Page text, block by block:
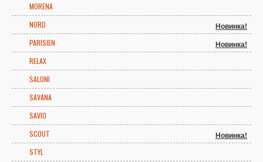
MORENA
NORD
Новинка!
PARISIEN Новинка!
RELAX
SALONI
SAVANA
SAVIO
SCOUT
Новинка!
STYL